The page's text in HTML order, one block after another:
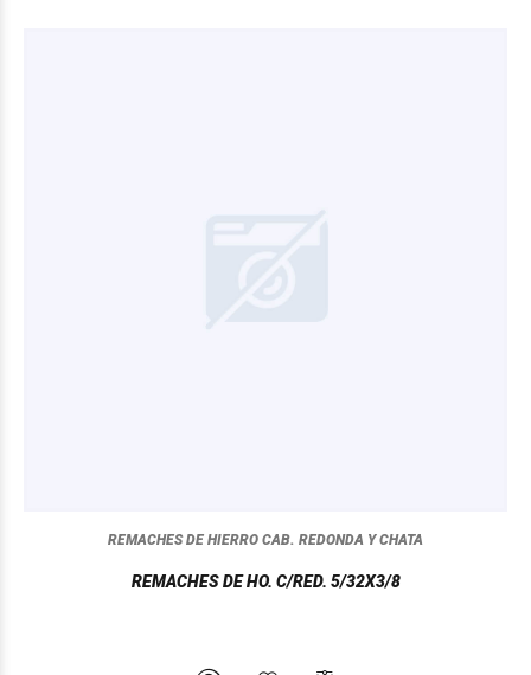
REMACHES DE HIERRO CAB. REDONDA Y CHATA
REMACHES DE HO. C/RED. 5/32X3/8